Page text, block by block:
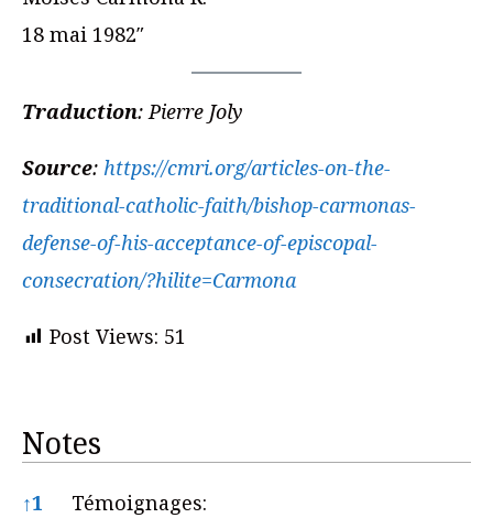
18 mai 1982″
Traduction: Pierre Joly
Source: https://cmri.org/articles-on-the-
traditional-catholic-faith/bishop-carmonas-
defense-of-his-acceptance-of-episcopal-
consecration/?hilite=Carmona
Post Views: 51
Notes
Notes
↑1 Témoignages: